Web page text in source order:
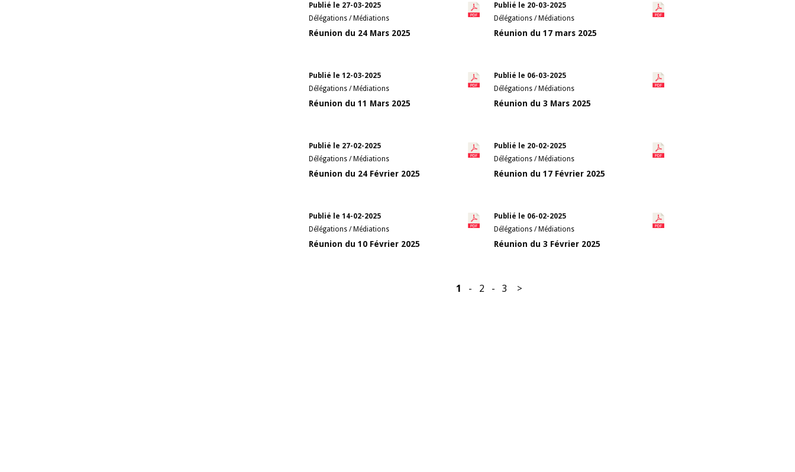
Publié le 27-03-2025
Délégations / Médiations
Réunion du 24 Mars 2025
Publié le 20-03-2025
Délégations / Médiations
Réunion du 17 mars 2025
Publié le 12-03-2025
Délégations / Médiations
Réunion du 11 Mars 2025
Publié le 06-03-2025
Délégations / Médiations
Réunion du 3 Mars 2025
Publié le 27-02-2025
Délégations / Médiations
Réunion du 24 Février 2025
Publié le 20-02-2025
Délégations / Médiations
Réunion du 17 Février 2025
Publié le 14-02-2025
Délégations / Médiations
Réunion du 10 Février 2025
Publié le 06-02-2025
Délégations / Médiations
Réunion du 3 Février 2025
1 - 2 - 3 >